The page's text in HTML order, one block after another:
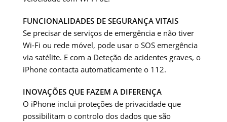
FUNCIONALIDADES DE SEGURANÇA VITAIS
Se precisar de serviços de emergência e não tiver
Wi-Fi ou rede móvel, pode usar o SOS emergência
via satélite. E com a Deteção de acidentes graves, o
iPhone contacta automaticamente o 112.
INOVAÇÕES QUE FAZEM A DIFERENÇA
O iPhone inclui proteções de privacidade que
possibilitam o controlo dos dados que são